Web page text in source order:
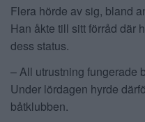
Flera hörde av sig, bland
Han åkte till sitt förråd där
dess status.
– All utrustning fungerade
Under lördagen hyrde
båtklubben.